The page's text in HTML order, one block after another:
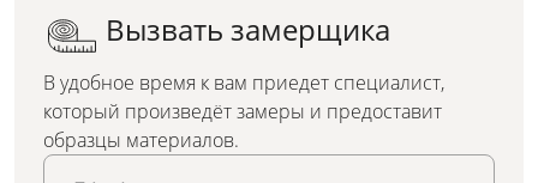
Вызвать замерщика
В удобное время к вам приедет специалист,
который произведёт замеры и предоставит
образцы материалов.